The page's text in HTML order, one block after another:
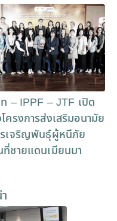
– IPPF – JTF เปิด
ครงการส่งเสริมอนามัย
เจริญพันธุ์ผู้หนีภัย
ชายแดนเมียนมา